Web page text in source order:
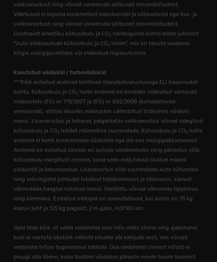
valikvarustust ning võivad varieeruda sõltuvalt rehvimõõtudest.
Väärtused ei kajasta konkreetset kasutusviisi ja sõiduolusid ega lisa- ja
valikvarustust ning võivad varieeruda sõltuvalt rehvimõõtudest.
Lisateavet ametliku kütusekulu ja CO2 heitkoguste kohta leiate juhisest
"Uute sõiduautode kütusekulu ja CO2 heide", mis on tasuta saadaval
kõigis müügipunktides või määratud riigiasutustes.
Kasutatud sõidukid / tarbesõidukid
***Kõik esitatud andmed kehtivad standardvarustusega ELi baasmudeli
kohta. Kütusekulu ja CO2 heite andmed on kindlaks määratud vastavalt
määrustele (EÜ) nr 715/2007 ja (EÜ) nr 692/2008 (kohaldatavad
versioonid), võttes aluseks määrustes sätestatud töökorras sõiduki
massi. Lisavarustus ja tehases paigaldatav valikvarustus võivad märgitud
kütusekulu ja CO2 heidet mõnevõrra suurendada. Kütusekulu ja CO2 heite
andmed ei kehti konkreetsele sõidukile ega ole osa müügipakkumusest.
Andmed on esitatud üksnes eri autode võrdlemiseks ning päriselus võib
kütusekulu märgitust erineda, kuna seda mõjutavad olulisel määral
sõidustiil ja kasutusolud. Lisavarustus võib suurendada auto tühimassi
ning mõningatel juhtudel lubatud teljekoormust ja täismassi, samuti
vähendada haagise lubatud massi. Seetõttu võivad väheneda tippkiirus
ning kiirendus. Esitatud näitajad on saavutatavad, kui autos on 75 kg
kaaluv juht ja 125 kg pagasit. 2 H-gaas, m3/100 km.
Opel teeb kõik, et sellel veebilehel olev info oleks tõene ning ajakohane,
kuid ei vastuta ükskõik milliste nõuete või kahjude eest, mis võivad
veebilehe infole tuginemisel tekkida. Osa veebilehel olevast infost ei
pruugi olla tõene, kuna tooteid võidakse päraste nende turule toomist